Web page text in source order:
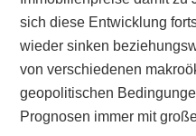
sich diese Entwicklung
wieder sinken
von verschiedenen
geopolitischen
Prognosen immer mit